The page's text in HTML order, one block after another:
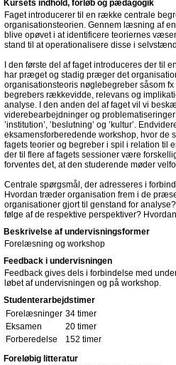
Kursets indhold, forløb og pædagogik
Faget introducerer til en række centrale
organisationsteorien. Gennem læsning af
blive opøvet i at identificere teoriernes
stand til at operationalisere disse i
I den første del af faget introduceres der til
har præget og stadig præger det
organisationsteoris nøglebegreber såsom
begrebers rækkevidde, relevans og
analyse. I den anden del af faget vil vi
viderebearbejdninger og
’institution’, ’beslutning’ og ’kultur’.
eksamensforberedende workshop, hvor de
fagets teorier og begreber i spil i relation til
der til flere af fagets sessioner være
forventes det, at den studerende møder
Centrale spørgsmål, der adresseres i
Hvordan træder organisation frem i de
organisationer gjort til genstand for
følge af de respektive perspektiver?
Beskrivelse af undervisningsformer
Forelæsning og workshop
Feedback i undervisningen
Feedback gives dels i forbindelse med
løbet af undervisningen og på workshop.
Studenterarbejdstimer
Forelæsninger 34 timer
Eksamen
20 timer
Forberedelse
152 timer
Foreløbig litteratur